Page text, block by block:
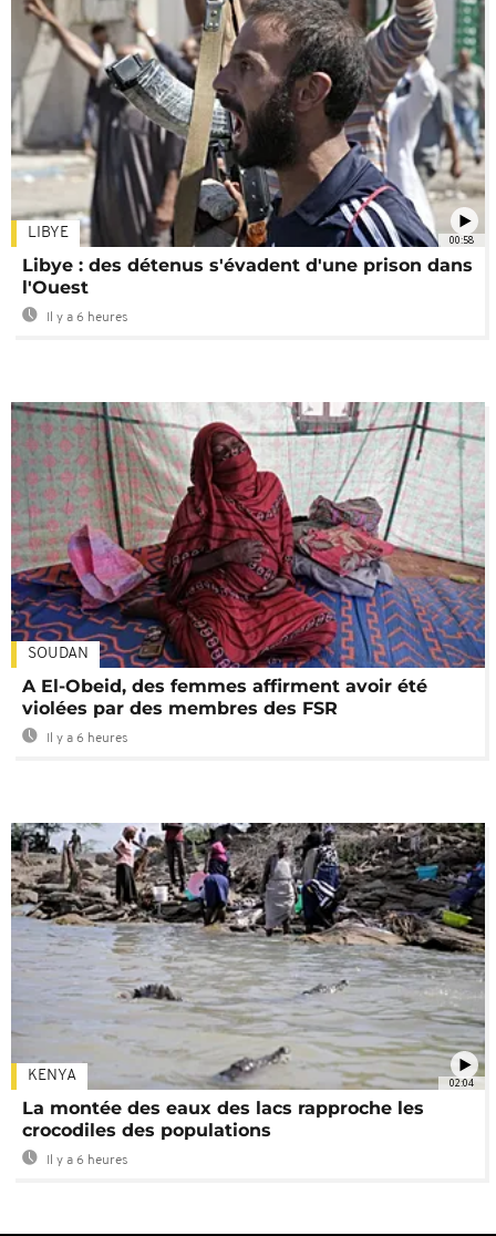
00:58
LIBYE
Libye : des détenus s'évadent d'une prison dans
l'Ouest
Il y a 6 heures
SOUDAN
A El-Obeid, des femmes affirment avoir été
violées par des membres des FSR
Il y a 6 heures
02:04
KENYA
La montée des eaux des lacs rapproche les
crocodiles des populations
Il y a 6 heures